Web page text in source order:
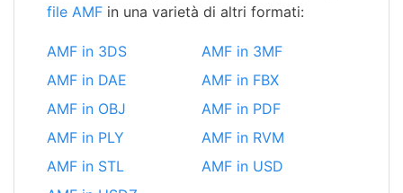
file AMF in una varietà di altri formati:
AMF in 3DS
AMF in 3MF
AMF in DAE
AMF in FBX
AMF in OBJ
AMF in PDF
AMF in PLY
AMF in RVM
AMF in STL
AMF in USD